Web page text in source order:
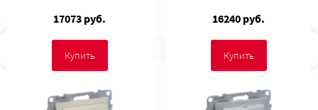
17073 руб.
Купить
16240 руб.
Купить